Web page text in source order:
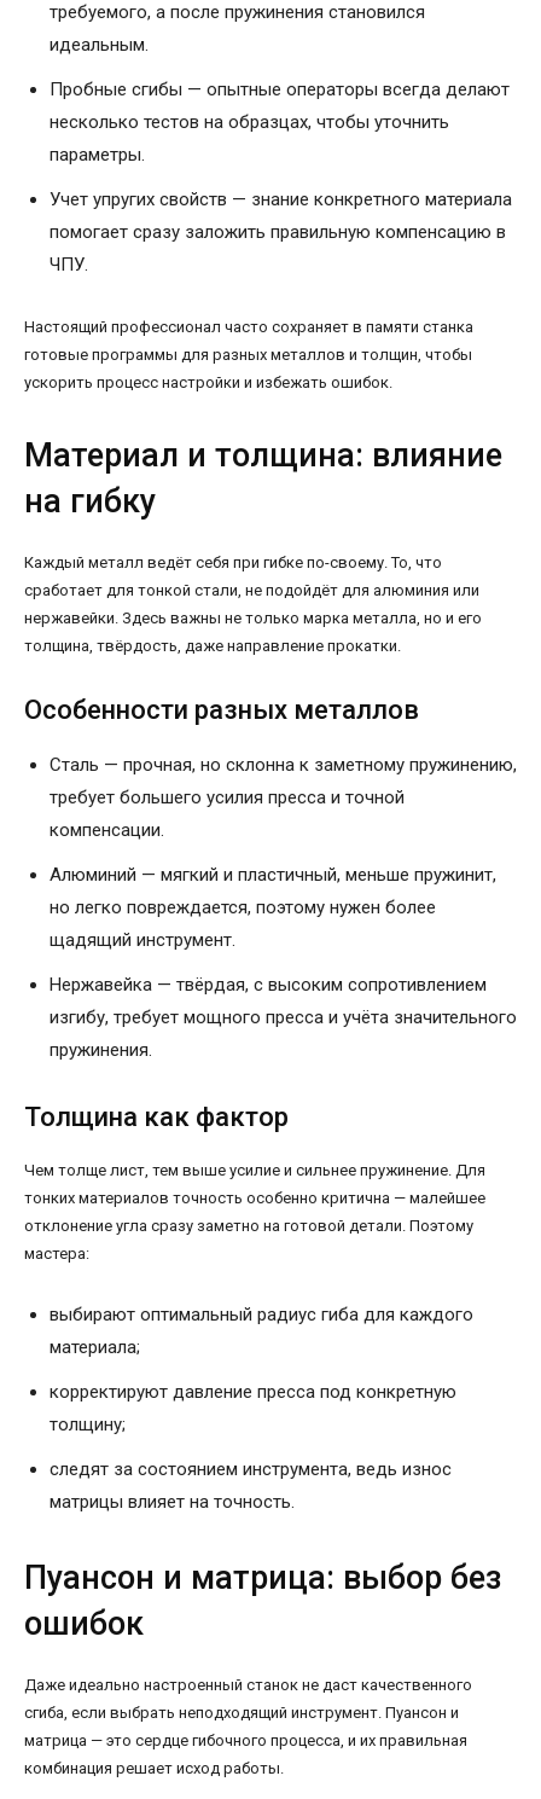
требуемого, а после пружинения становился
идеальным.
Пробные сгибы — опытные операторы всегда делают
несколько тестов на образцах, чтобы уточнить
параметры.
Учет упругих свойств — знание конкретного материала
помогает сразу заложить правильную компенсацию в
ЧПУ.
Настоящий профессионал часто сохраняет в памяти станка
готовые программы для разных металлов и толщин, чтобы
ускорить процесс настройки и избежать ошибок.
Материал и толщина: влияние
на гибку
Каждый металл ведёт себя при гибке по-своему. То, что
сработает для тонкой стали, не подойдёт для алюминия или
нержавейки. Здесь важны не только марка металла, но и его
толщина, твёрдость, даже направление прокатки.
Особенности разных металлов
Сталь — прочная, но склонна к заметному пружинению,
требует большего усилия пресса и точной
компенсации.
Алюминий — мягкий и пластичный, меньше пружинит,
но легко повреждается, поэтому нужен более
щадящий инструмент.
Нержавейка — твёрдая, с высоким сопротивлением
изгибу, требует мощного пресса и учёта значительного
пружинения.
Толщина как фактор
Чем толще лист, тем выше усилие и сильнее пружинение. Для
тонких материалов точность особенно критична — малейшее
отклонение угла сразу заметно на готовой детали. Поэтому
мастера:
выбирают оптимальный радиус гиба для каждого
материала;
корректируют давление пресса под конкретную
толщину;
следят за состоянием инструмента, ведь износ
матрицы влияет на точность.
Пуансон и матрица: выбор без
ошибок
Даже идеально настроенный станок не даст качественного
сгиба, если выбрать неподходящий инструмент. Пуансон и
матрица — это сердце гибочного процесса, и их правильная
комбинация решает исход работы.